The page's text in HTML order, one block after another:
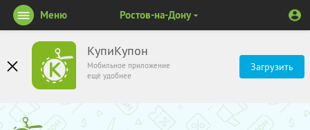
КупиКупон
Мобильное приложение
ещё удобнее
Загрузить
Меню Ростов-на-Дону